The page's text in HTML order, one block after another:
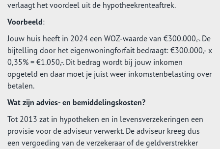
verlaagt het voordeel uit de hypotheekrenteaftrek.
Voorbeeld:
Jouw huis heeft in 2024 een WOZ-waarde van €300.000,-. De
bijtelling door het eigenwoningforfait bedraagt: €300.000,- x
0,35% = €1.050,-. Dit bedrag wordt bij jouw inkomen
opgeteld en daar moet je juist weer inkomstenbelasting over
betalen.
Wat zijn advies- en bemiddelingskosten?
Tot 2013 zat in hypotheken en in levensverzekeringen een
provisie voor de adviseur verwerkt. De adviseur kreeg dus
een vergoeding van de verzekeraar of de geldverstrekker